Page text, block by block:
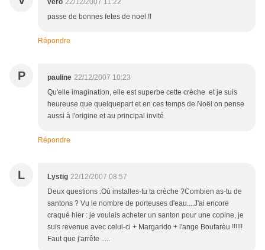
vero 22/12/2007 11:22
passe de bonnes fetes de noel !!
Répondre
P pauline 22/12/2007 10:23
Qu'elle imagination, elle est superbe cette crèche et je suis
heureuse que quelquepart et en ces temps de Noël on pense
aussi à l'origine et au principal invité
Répondre
L Lystig 22/12/2007 08:57
Deux questions :Où installes-tu ta crèche ?Combien as-tu de
santons ? Vu le nombre de porteuses d'eau....J'ai encore
craqué hier : je voulais acheter un santon pour une copine, je
suis revenue avec celui-ci + Margarido + l'ange Boufarèu !!!!!!
Faut que j'arrête .....